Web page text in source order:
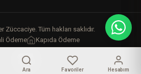
Züccaciye. Tüm hakları saklıdır.
Ödeme
Kapıda Ödeme
Ara Favoriler Hesabım